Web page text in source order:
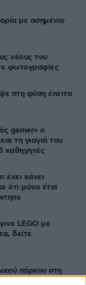
με ασημένιο
νέους του
φωτογραφίες
στη φύση έπειτα
gamer» ο
τη γιαγιά του
καθηγητές
έχει κάνει
ότι μόνο έτσι
LEGO με
δείτε
πάρκου στη